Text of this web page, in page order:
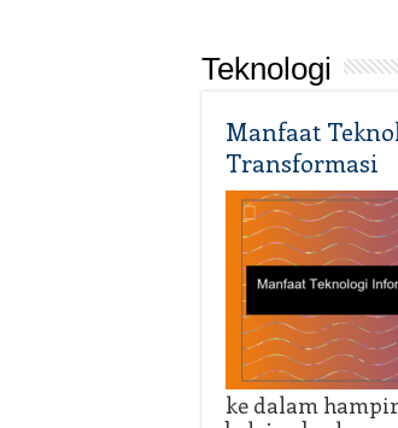
Teknologi
Manfaat
Transformasi
ke dalam